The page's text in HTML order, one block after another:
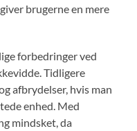
brugerne en mere
forbedringer ved
Tidligere
afbrydelser, hvis man
enhed. Med
mindsket, da